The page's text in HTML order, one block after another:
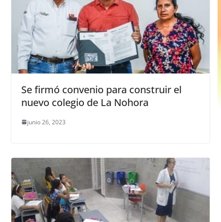
Se firmó convenio para construir el
nuevo colegio de La Nohora
junio 26, 2023